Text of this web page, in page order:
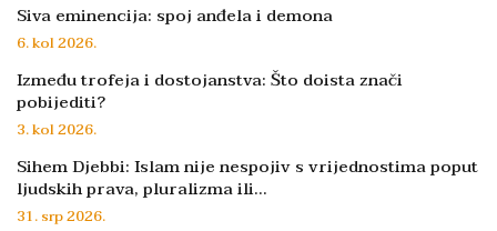
Siva eminencija: spoj anđela i demona
6. kol 2026.
Između trofeja i dostojanstva: Što doista znači
pobijediti?
3. kol 2026.
Sihem Djebbi: Islam nije nespojiv s vrijednostima poput
ljudskih prava, pluralizma ili…
31. srp 2026.